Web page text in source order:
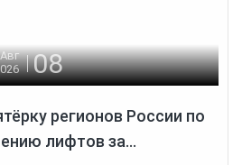
Авг
08
регионов России по
лифтов за...